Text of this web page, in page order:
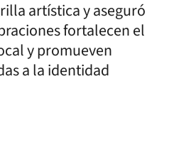
artística y aseguró
fortalecen el
y promueven
a la identidad